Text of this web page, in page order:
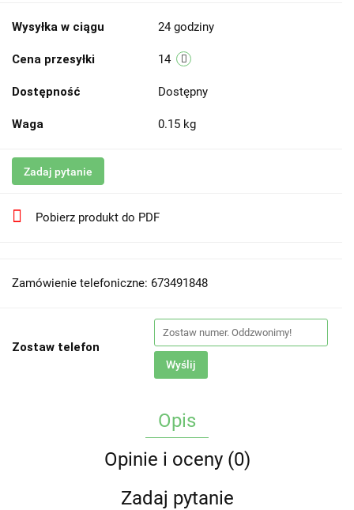
Wysyłka w ciągu 24 godziny
Cena przesyłki 14
Dostępność Dostępny
Waga 0.15 kg
Zadaj pytanie
Pobierz produkt do PDF
Zamówienie telefoniczne: 673491848
Zostaw telefon
Wyślij
Opis
Opinie i oceny (0)
Zadaj pytanie